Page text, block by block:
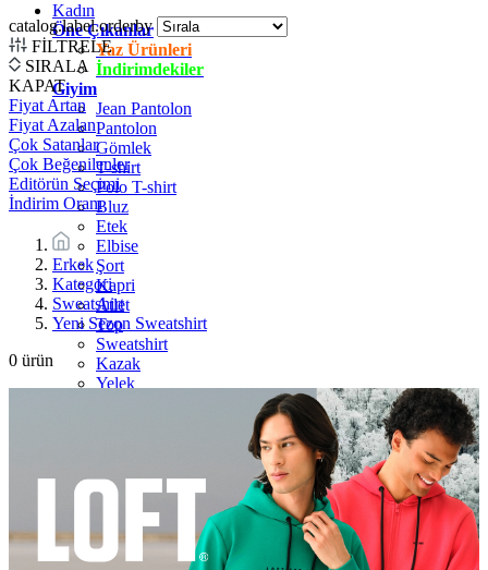
Kadın
Öne Çıkanlar
Yaz Ürünleri
İndirimdekiler
Giyim
Jean Pantolon
Pantolon
Gömlek
T-shirt
Polo T-shirt
Bluz
Etek
Elbise
Şort
Kapri
Atlet
Top
Sweatshirt
Kazak
Yelek
Yağmurluk
Trenchcoat
Ceket
catalog.label.orderby
FİLTRELE
SIRALA
KAPAT
Fiyat Artan
Fiyat Azalan
Çok Satanlar
Çok Beğenilenler
Editörün Seçimi
İndirim Oranı
Erkek
Kategori
Sweatshirt
Yeni Sezon Sweatshirt
0 ürün